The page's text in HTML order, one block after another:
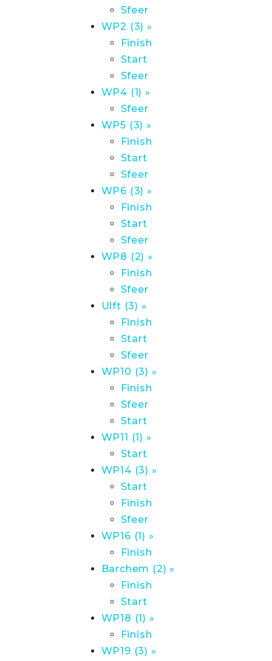
Sfeer
WP2 (3) »
Finish
Start
Sfeer
WP4 (1) »
Sfeer
WP5 (3) »
Finish
Start
Sfeer
WP6 (3) »
Finish
Start
Sfeer
WP8 (2) »
Finish
Sfeer
Ulft (3) »
Finish
Start
Sfeer
WP10 (3) »
Finish
Sfeer
Start
WP11 (1) »
Start
WP14 (3) »
Start
Finish
Sfeer
WP16 (1) »
Finish
Barchem (2) »
Finish
Start
WP18 (1) »
Finish
WP19 (3) »